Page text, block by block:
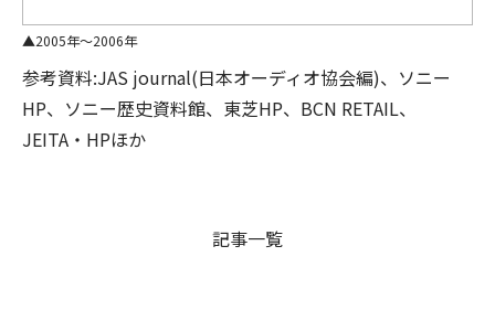
2005年～2006年
参考資料:JAS journal(日本オーディオ協会編)、ソニー
HP、ソニー歴史資料館、東芝HP、BCN RETAIL、
JEITA・HPほか
記事一覧